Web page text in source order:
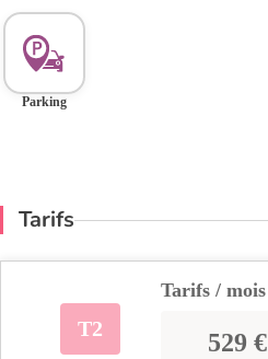
Parking
Tarifs
T2
Tarifs / mois
529 €